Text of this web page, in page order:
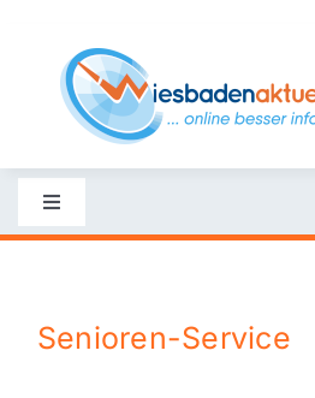
content
Toggle
Navigation
Nachrichten
Senioren-Service